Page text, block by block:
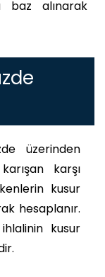
baz alınarak
üzerinden
karşı
kusur
hesaplanır.
kusur